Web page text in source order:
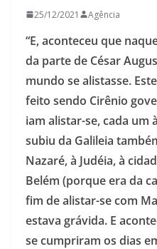
25/12/2021 Agência
“E, aconteceu que
da parte de César
mundo se alistasse.
feito sendo Cirênio
iam alistar-se, cada um
subiu da Galileia
Nazaré, à Judéia, à
Belém (porque era da
fim de alistar-se com
estava grávida. E
se cumpriram os dias